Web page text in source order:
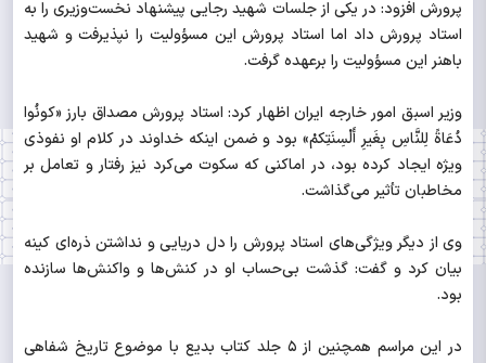
پرورش افزود: در یکی از جلسات شهید رجایی پیشنهاد نخست‌وزیری را به
استاد پرورش داد اما استاد پرورش این مسؤولیت را نپذیرفت و شهید
باهنر این مسؤولیت را برعهده گرفت.
وزیر اسبق امور خارجه ایران اظهار کرد: استاد پرورش مصداق بارز «کونُوا
دُعَاةً لِلنَّاسِ بِغَیرِ أَلْسِنَتِکمْ» بود و ضمن اینکه خداوند در کلام او نفوذی
ویژه ایجاد کرده بود، در اماکنی که سکوت می‌کرد نیز رفتار و تعامل بر
مخاطبان تأثیر می‌گذاشت.
وی از دیگر ویژگی‌های استاد پرورش را دل دریایی‌ و نداشتن ذره‌ای کینه
بیان کرد و گفت: گذشت بی‌حساب او در کنش‌ها و واکنش‌ها سازنده
بود.
در این مراسم همچنین از ۵ جلد کتاب بدیع با موضوع تاریخ شفاهی